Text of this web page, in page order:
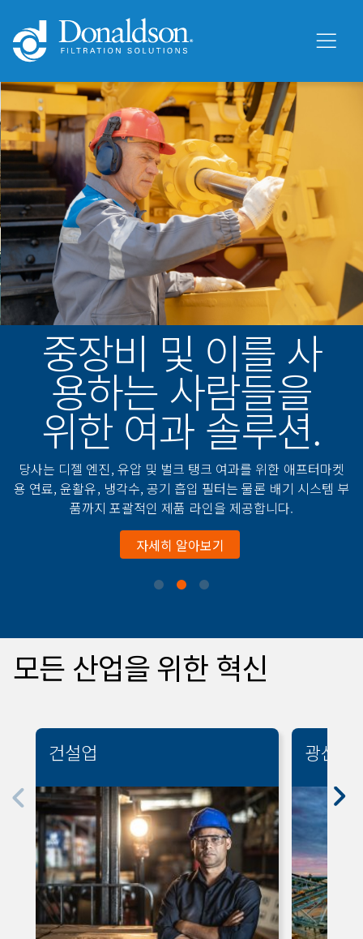
중장비 및 이를 사
용하는 사람들을
위한 여과 솔루션.
당사는 디젤 엔진, 유압 및 벌크 탱크 여과를 위한 애프터마켓
용 연료, 윤활유, 냉각수, 공기 흡입 필터는 물론 배기 시스템 부
품까지 포괄적인 제품 라인을 제공합니다.
자세히 알아보기
모든 산업을 위한 혁신
건설업 광산업